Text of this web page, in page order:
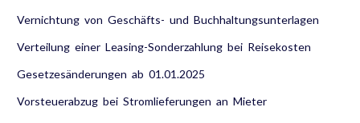
Vernichtung von Geschäfts- und Buchhaltungsunterlagen
Verteilung einer Leasing-Sonderzahlung bei Reisekosten
Gesetzesänderungen ab 01.01.2025
Vorsteuerabzug bei Stromlieferungen an Mieter